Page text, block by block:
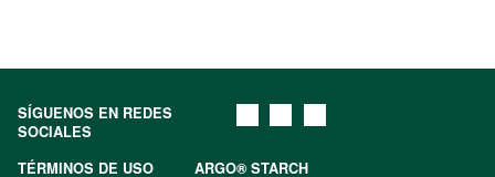
SÍGUENOS EN REDES
SOCIALES
TÉRMINOS DE USO
ARGO® STARCH